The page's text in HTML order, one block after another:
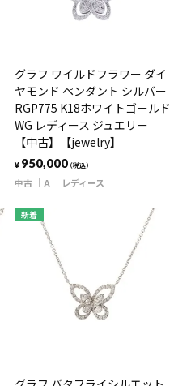
グラフ ワイルドフラワー ダイ
ヤモンド ペンダント シルバー
RGP775 K18ホワイトゴールド
WG レディース ジュエリー
【中古】【jewelry】
¥ 950,000（税込）
中古 A レディース
新着